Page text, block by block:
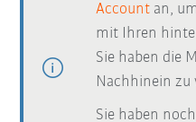
Account an,
mit Ihren
Sie haben die
Nachhinein zu
Sie haben